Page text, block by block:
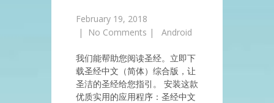
February 19, 2018
|
No Comments | Android
我们能帮助您阅读圣经。立即下
载圣经中文（简体）综合版，让
圣洁的圣经给您指引。 安装这款
优质实用的应用程序：圣经中文